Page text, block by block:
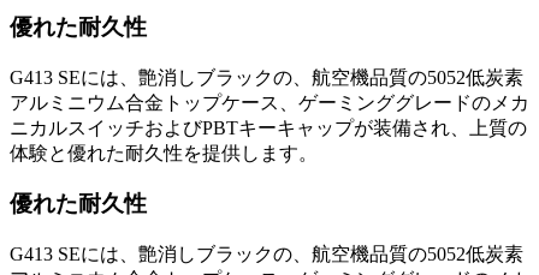
優れた耐久性
G413 SEには、艶消しブラックの、航空機品質の5052低炭素
アルミニウム合金トップケース、ゲーミンググレードのメカ
ニカルスイッチおよびPBTキーキャップが装備され、上質の
体験と優れた耐久性を提供します。
優れた耐久性
G413 SEには、艶消しブラックの、航空機品質の5052低炭素